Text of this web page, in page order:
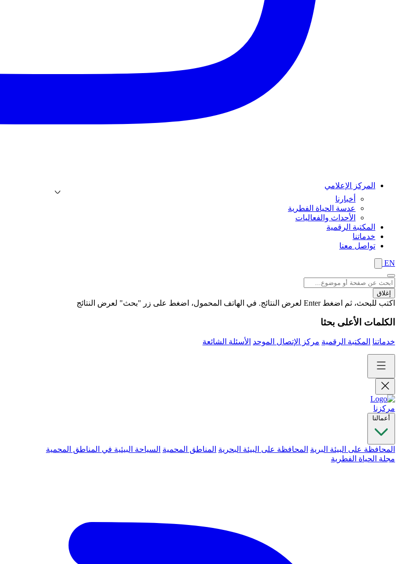
المركز الإعلامي
أخبارنا
عدسة الحياة الفطرية
الأحداث والفعاليات
المكتبة الرقمية
خدماتنا
تواصل معنا
EN
إغلاق
اكتب للبحث، ثم اضغط Enter لعرض النتائج. في الهاتف المحمول، اضغط على زر "بحث" لعرض النتائج
الكلمات الأعلى بحثا
خدماتنا المكتبة الرقمية مركز الإتصال الموحد الأسئلة الشائعة
مركزنا
أعمالنا
المحافظة على البيئة البرية المحافظة على البيئة البحرية المناطق المحمية السياحة البيئية في المناطق المحمية
مجلة الحياة الفطرية